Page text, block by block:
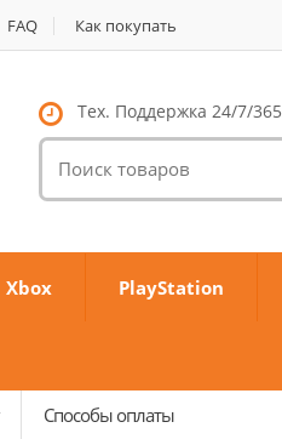
FAQ Как покупать
Тех. Поддержка 24/7/365
Поиск
товаров:
Xbox PlayStation
Способы оплаты